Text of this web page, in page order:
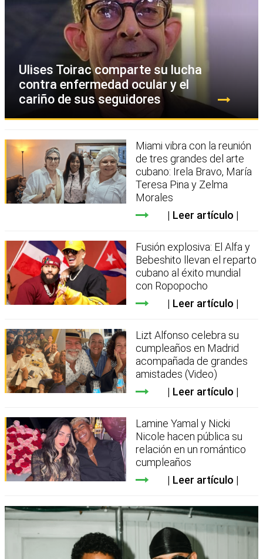
Ulises Toirac comparte su lucha
contra enfermedad ocular y el
cariño de sus seguidores
Miami vibra con la reunión
de tres grandes del arte
cubano: Irela Bravo, María
Teresa Pina y Zelma
Morales
Leer artículo
Fusión explosiva: El Alfa y
Bebeshito llevan el reparto
cubano al éxito mundial
con Ropopocho
Leer artículo
Lizt Alfonso celebra su
cumpleaños en Madrid
acompañada de grandes
amistades (Video)
Leer artículo
Lamine Yamal y Nicki
Nicole hacen pública su
relación en un romántico
cumpleaños
Leer artículo